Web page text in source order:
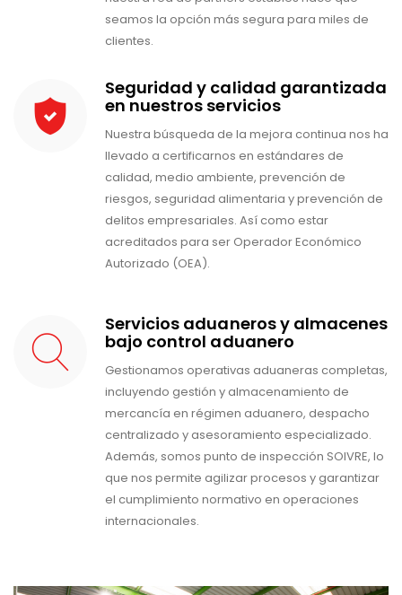
seamos la opción más segura para miles de
clientes.
Seguridad y calidad garantizada
en nuestros servicios
Nuestra búsqueda de la mejora continua nos ha
llevado a certificarnos en estándares de
calidad, medio ambiente, prevención de
riesgos, seguridad alimentaria y prevención de
delitos empresariales. Así como estar
acreditados para ser Operador Económico
Autorizado (OEA).
Servicios aduaneros y almacenes
bajo control aduanero
Gestionamos operativas aduaneras completas,
incluyendo gestión y almacenamiento de
mercancía en régimen aduanero, despacho
centralizado y asesoramiento especializado.
Además, somos punto de inspección SOIVRE, lo
que nos permite agilizar procesos y garantizar
el cumplimiento normativo en operaciones
internacionales.